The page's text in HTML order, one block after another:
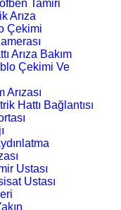
Tamiri
Arıza
Çekimi
Arıza Bakım
Çekimi Ve
Arızası
Hattı Bağlantısı
Ustası
Ustası